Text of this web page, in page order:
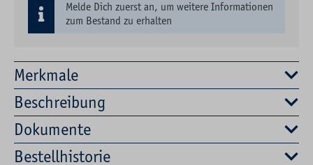
Merkmale
Beschreibung
Dokumente
Bestellhistorie
Melde Dich zuerst an, um weitere Informationen
zum Bestand zu erhalten